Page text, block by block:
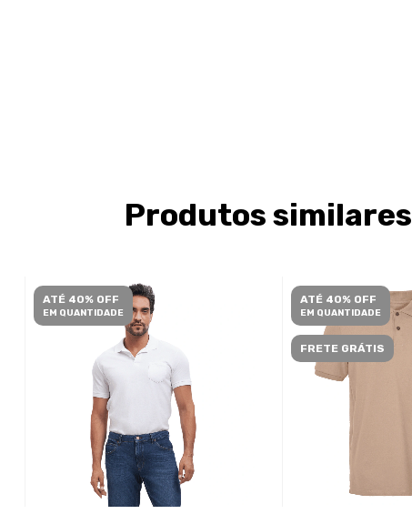
Produtos similares
ATÉ 40% OFF
EM QUANTIDADE
ATÉ 40% OFF
EM QUANTIDADE
FRETE GRÁTIS